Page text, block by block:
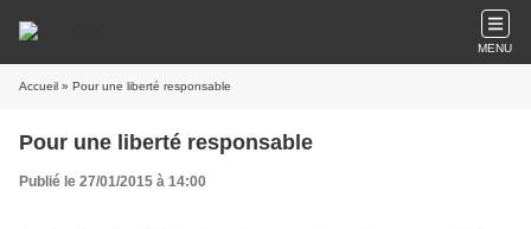
MENU
Accueil » Pour une liberté responsable
Pour une liberté responsable
Publié le 27/01/2015 à 14:00